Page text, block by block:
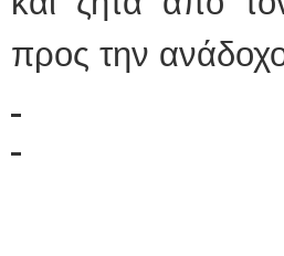
προς την